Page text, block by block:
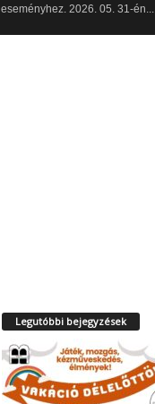
eseményhez. 2026. 05. 31-én...
Legutóbbi bejegyzések